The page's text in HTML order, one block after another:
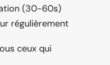
(30-60s)
régulièrement
ceux qui